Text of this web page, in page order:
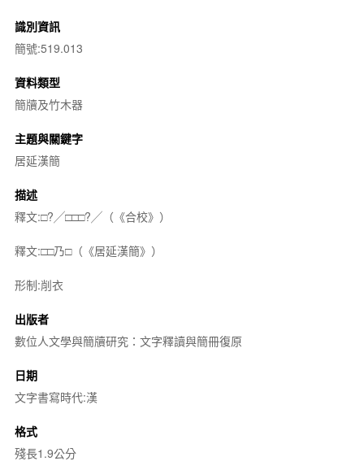
識別資訊
簡號:519.013
資料類型
簡牘及竹木器
主題與關鍵字
居延漢簡
描述
釋文:□?╱□□□?╱（《合校》）
釋文:□□乃□（《居延漢簡》）
形制:削衣
出版者
數位人文學與簡牘研究：文字釋讀與簡冊復原
日期
文字書寫時代:漢
格式
殘長1.9公分